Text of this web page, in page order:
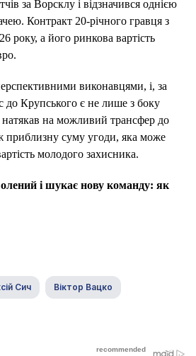
за Ворсклу і відзначився однією
Контракт 20-річного гравця з
року, а його ринкова вартість
виконавцями, і, за
до Крупського є не лише з боку
натякав на можливий трансфер до
приблизну суму угоди, яка може
молодого захисника.
і шукає нову команду: як
Сич Віктор Вацко